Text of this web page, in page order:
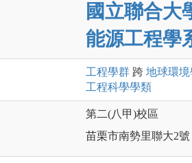
國立聯合大
能源工程學
工程學群 跨 地球環境
工程科學學類
第二(八甲)校區
苗栗市南勢里聯大2號